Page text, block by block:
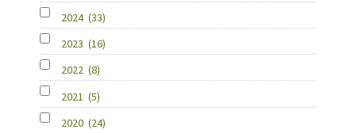
2024 (33)
2023 (16)
2022 (8)
2021 (5)
2020 (24)